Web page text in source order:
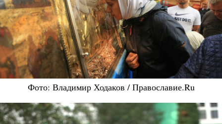
Фото: Владимир Ходаков / Православие.Ru